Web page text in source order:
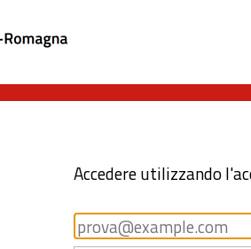
Accedere utilizzando